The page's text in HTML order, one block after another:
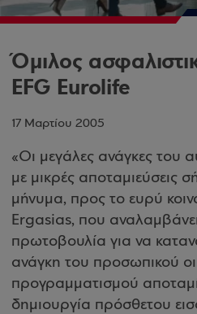
Όμιλος
EFG Eurolife
17 Μαρτίου 2005
«Οι μεγάλες ανάγκες του
με μικρές αποταμιεύσεις
μήνυμα, προς το ευρύ
Ergasias, που
πρωτοβουλία για να
ανάγκη του προσωπικού
προγραμματισμού
δημιουργία πρόσθετου